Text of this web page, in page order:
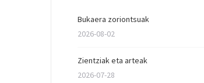
Bukaera zoriontsuak
2026-08-02
Zientziak eta arteak
2026-07-28